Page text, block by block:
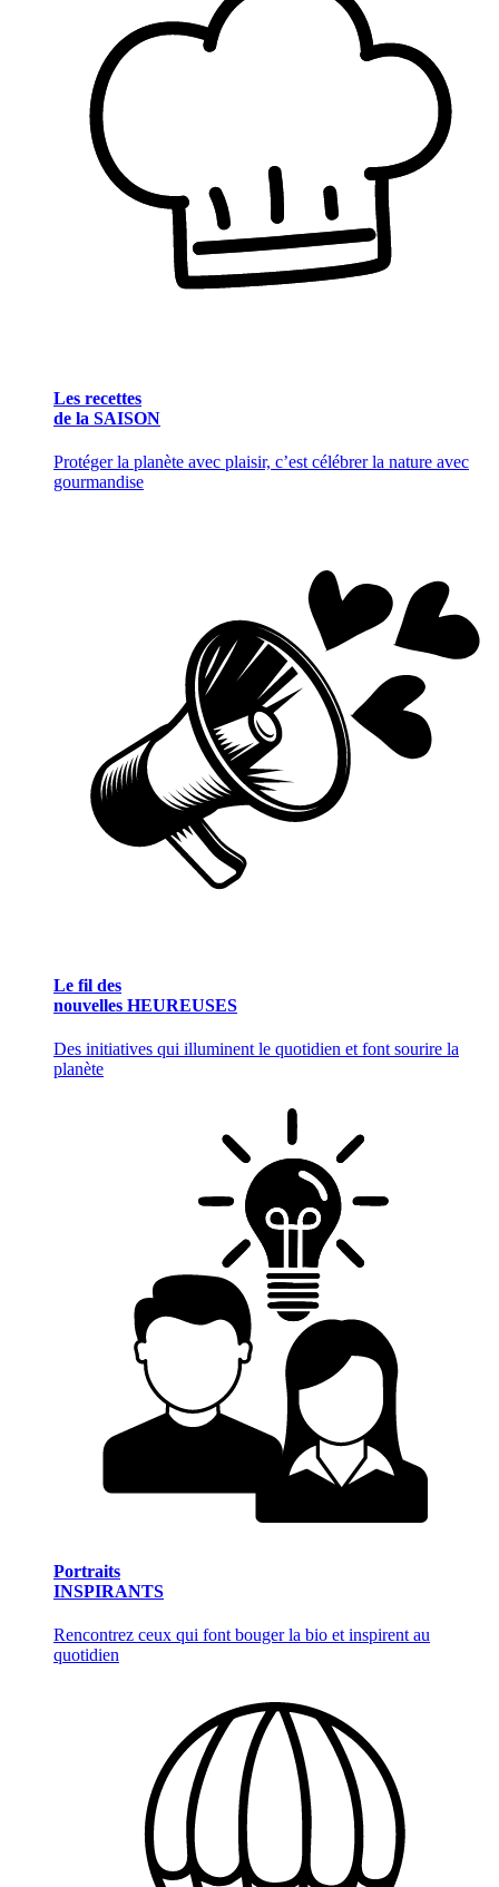
Les recettes
de la SAISON
Protéger la planète avec plaisir, c’est célébrer la nature avec
gourmandise
Le fil des
nouvelles HEUREUSES
Des initiatives qui illuminent le quotidien et font sourire la
planète
Portraits
INSPIRANTS
Rencontrez ceux qui font bouger la bio et inspirent au
quotidien